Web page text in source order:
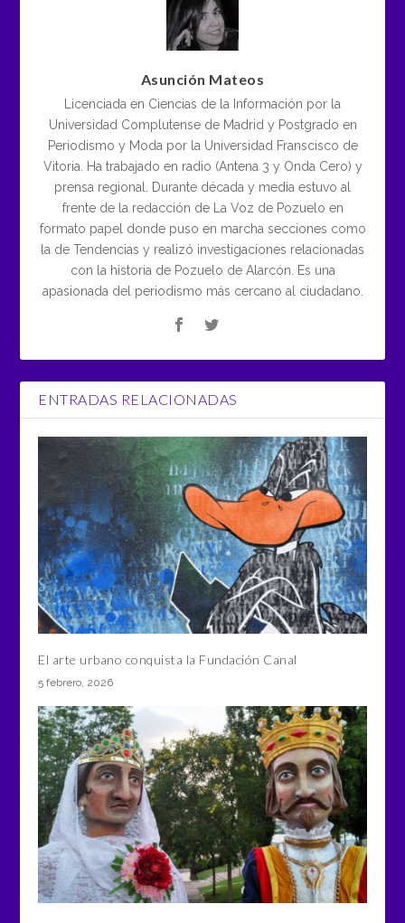
Asunción Mateos
Licenciada en Ciencias de la Información por la
Universidad Complutense de Madrid y Postgrado en
Periodismo y Moda por la Universidad Franscisco de
Vitoria. Ha trabajado en radio (Antena 3 y Onda Cero) y
prensa regional. Durante década y media estuvo al
frente de la redacción de La Voz de Pozuelo en
formato papel donde puso en marcha secciones como
la de Tendencias y realizó investigaciones relacionadas
con la historia de Pozuelo de Alarcón. Es una
apasionada del periodismo más cercano al ciudadano.
ENTRADAS RELACIONADAS
El arte urbano conquista la Fundación Canal
5 febrero, 2026